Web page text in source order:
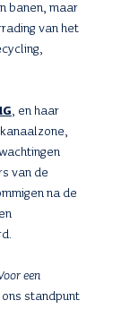
banen, maar
van het
, en haar
van de
na de
een
standpunt